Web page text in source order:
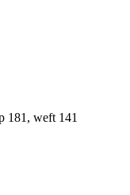
181, weft 141